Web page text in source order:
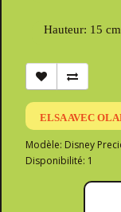
Hauteur: 15
ELSA AVEC
Modèle: Disney
Disponibilité: 1